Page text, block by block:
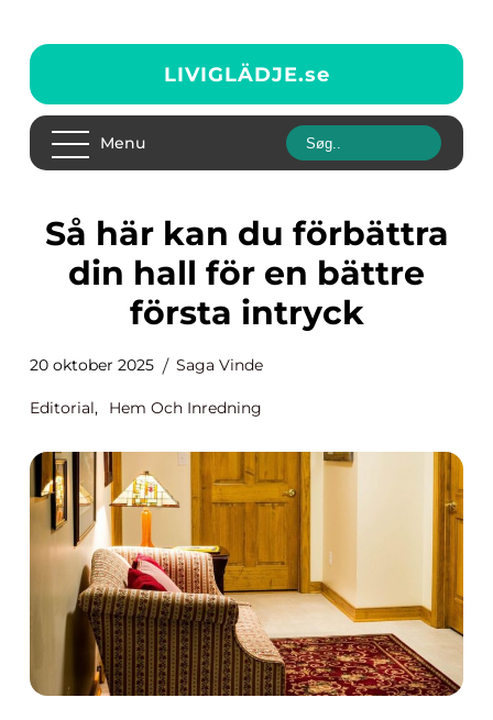
LIVIGLÄDJE.se
Menu
Så här kan du förbättra
din hall för en bättre
första intryck
20 oktober 2025 Saga Vinde
Editorial, Hem Och Inredning